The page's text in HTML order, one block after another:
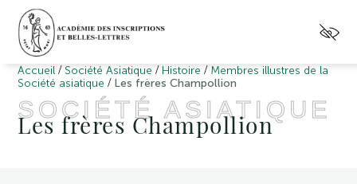
Accueil / Société Asiatique / Histoire / Membres illustres de la
Société asiatique / Les frères Champollion
SOCIÉTÉ ASIATIQUE
Les frères Champollion